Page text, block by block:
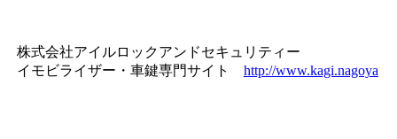
株式会社アイルロックアンドセキュリティー
イモビライザー・車鍵専門サイト http://www.kagi.nagoya